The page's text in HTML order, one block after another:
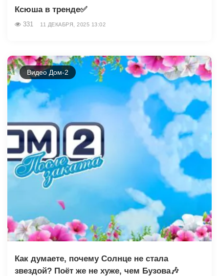
Ксюша в тренде✅️
331 11 ДЕКАБРЯ, 2025 13:02
Видео Дом-2
Как думаете, почему Солнце не стала
звездой? Поёт же не хуже, чем Бузова🎶